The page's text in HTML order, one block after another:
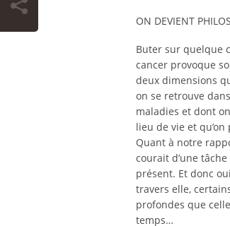
ON DEVIENT
Buter sur quelque
cancer provoque
deux dimensions
on se retrouve
maladies et dont
lieu de vie et
Quant à notre
courait d’une
présent. Et donc
travers elle,
profondes que
temps…